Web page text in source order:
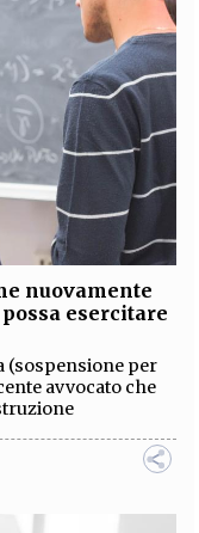
nuovamente
esercitare
(sospensione per
avvocato che